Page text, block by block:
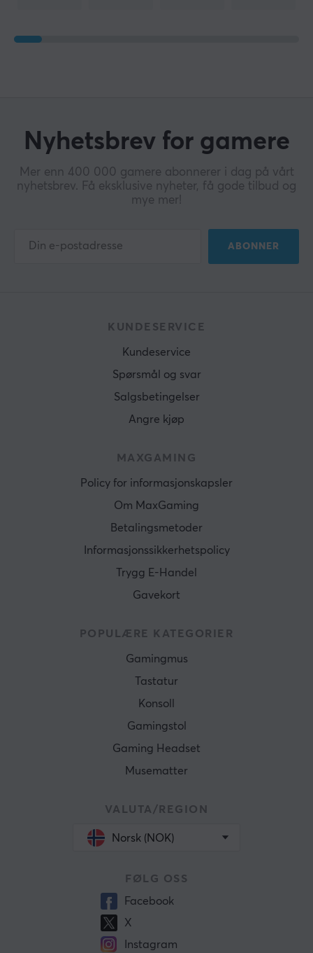
Nyhetsbrev for gamere
Mer enn 400 000 gamere abonnerer i dag på vårt
nyhetsbrev. Få eksklusive nyheter, få gode tilbud og
mye mer!
ABONNER
KUNDESERVICE
Kundeservice
Spørsmål og svar
Salgsbetingelser
Angre kjøp
MAXGAMING
Policy for informasjonskapsler
Om MaxGaming
Betalingsmetoder
Informasjonssikkerhetspolicy
Trygg E-Handel
Gavekort
POPULÆRE KATEGORIER
Gamingmus
Tastatur
Konsoll
Gamingstol
Gaming Headset
Musematter
VALUTA/REGION
Norsk (NOK)
FØLG OSS
Facebook
X
Instagram